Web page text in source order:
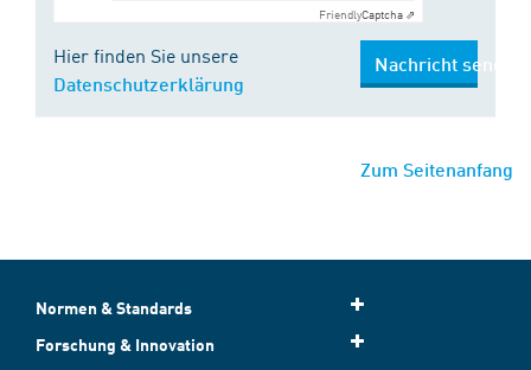
FriendlyCaptcha ⇗
Hier finden Sie unsere
Datenschutzerklärung
Nachricht senden
Zum Seitenanfang
Normen & Standards
Forschung & Innovation